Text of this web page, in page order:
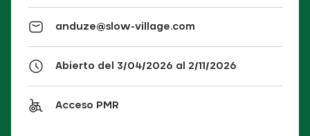
anduze@slow-village.com
Abierto del 3/04/2026 al 2/11/2026
Acceso PMR